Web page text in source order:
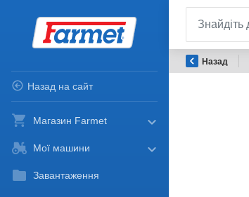
Назад на сайт
Магазин Farmet
Мої машини
Завантаження
Назад